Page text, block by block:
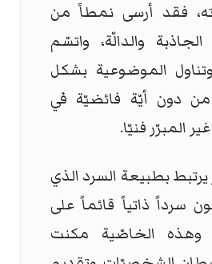
فقد أرسى نمطاً من
والدالّة، واتسّم
وتناول الموضوعية بشكل
دون أيّة فائضيّة في
المبرّر فنيّا.
بطبيعة السرد الذي
سرداً ذاتياً قائماً على
وهذه الخاصّية مكنت